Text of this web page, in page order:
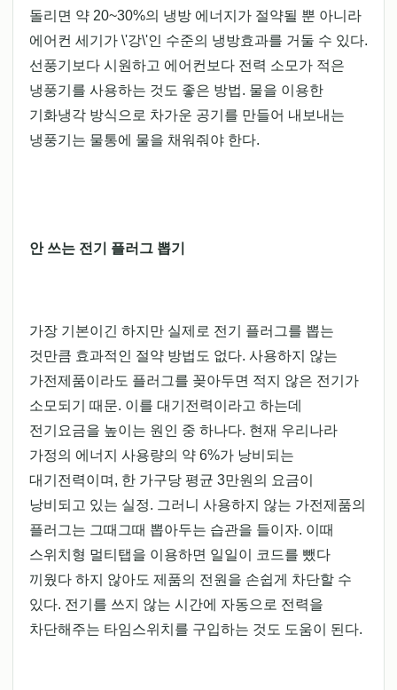
돌리면 약 20~30%의 냉방 에너지가 절약될 뿐 아니라
에어컨 세기가 \'강\'인 수준의 냉방효과를 거둘 수 있다.
선풍기보다 시원하고 에어컨보다 전력 소모가 적은
냉풍기를 사용하는 것도 좋은 방법. 물을 이용한
기화냉각 방식으로 차가운 공기를 만들어 내보내는
냉풍기는 물통에 물을 채워줘야 한다.
안 쓰는 전기 플러그 뽑기
가장 기본이긴 하지만 실제로 전기 플러그를 뽑는
것만큼 효과적인 절약 방법도 없다. 사용하지 않는
가전제품이라도 플러그를 꽂아두면 적지 않은 전기가
소모되기 때문. 이를 대기전력이라고 하는데
전기요금을 높이는 원인 중 하나다. 현재 우리나라
가정의 에너지 사용량의 약 6%가 낭비되는
대기전력이며, 한 가구당 평균 3만원의 요금이
낭비되고 있는 실정. 그러니 사용하지 않는 가전제품의
플러그는 그때그때 뽑아두는 습관을 들이자. 이때
스위치형 멀티탭을 이용하면 일일이 코드를 뺐다
끼웠다 하지 않아도 제품의 전원을 손쉽게 차단할 수
있다. 전기를 쓰지 않는 시간에 자동으로 전력을
차단해주는 타임스위치를 구입하는 것도 도움이 된다.